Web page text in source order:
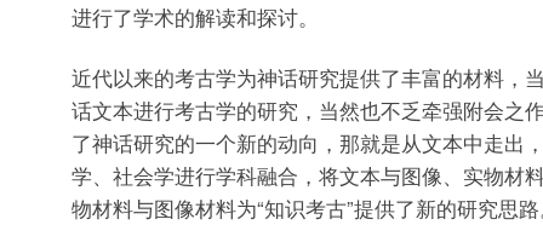
进行了学术的解读和探讨。
近代以来的考古学为神话研究提供了丰富的材料，
话文本进行考古学的研究，当然也不乏牵强附会之
了神话研究的一个新的动向，那就是从文本中走出
学、社会学进行学科融合，将文本与图像、实物材
物材料与图像材料为“知识考古”提供了新的研究思